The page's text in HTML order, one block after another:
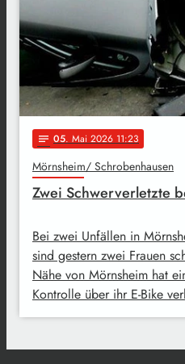
notes 05. Mai 2026 11:23
Mörnsheim/ Schrobenhausen
Zwei Schwerverletzte
Bei zwei Unfällen in
sind gestern zwei Frauen
Nähe von Mörnsheim hat
Kontrolle über ihr E-Bike